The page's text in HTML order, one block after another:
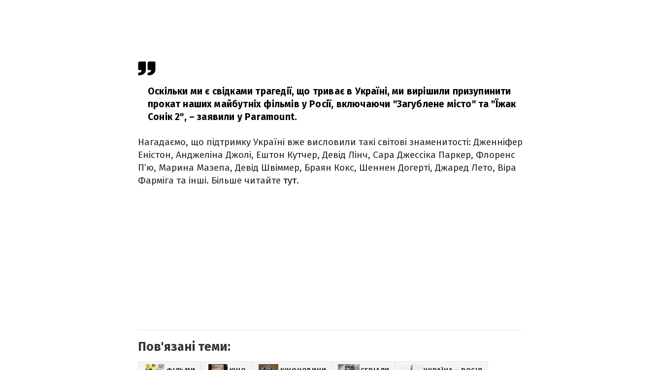
Оскільки ми є свідками трагедії, що триває в Україні, ми вирішили призупинити
прокат наших майбутніх фільмів у Росії, включаючи "Загублене місто" та "Їжак
Сонік 2", – заявили у Paramount.
Нагадаємо, що підтримку Україні вже висловили такі світові знаменитості: Дженніфер
Еністон, Анджеліна Джолі, Ештон Кутчер, Девід Лінч, Сара Джессіка Паркер, Флоренс
П’ю, Марина Мазепа, Девід Швіммер, Браян Кокс, Шеннен Догерті, Джаред Лето, Віра
Фарміга та інші. Більше читайте тут.
Пов'язані теми: